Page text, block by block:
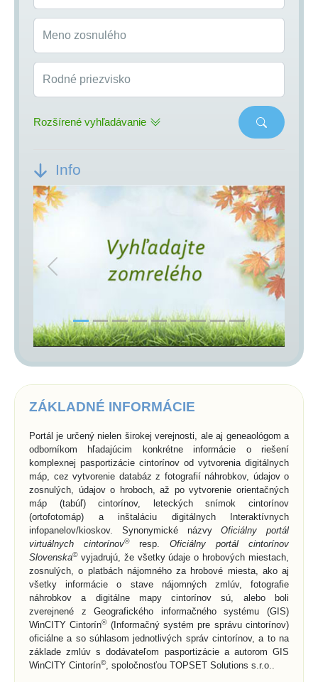
Meno zosnulého
Rodné priezvisko
Rozšírené vyhľadávanie
Info
Previous Next
ZÁKLADNÉ INFORMÁCIE
Portál je určený nielen širokej verejnosti, ale aj geneaológom a
odborníkom hľadajúcim konkrétne informácie o riešení
komplexnej pasportizácie cintorínov od vytvorenia digitálnych
máp, cez vytvorenie databáz z fotografií náhrobkov, údajov o
zosnulých, údajov o hroboch, až po vytvorenie orientačných
máp (tabúľ) cintorínov, leteckých snímok cintorínov
(ortofotomáp) a inštaláciu digitálnych Interaktívnych
infopanelov/kioskov. Synonymické názvyOficiálny portál
virtuálnych cintorínov©resp. Oficiálny portál cintorínov
Slovenska©vyjadrujú, že všetky údaje o hrobových miestach,
zosnulých, o platbách nájomného za hrobové miesta, ako aj
všetky informácie o stave nájomných zmlúv, fotografie
náhrobkov a digitálne mapy cintorínov sú, alebo boli
zverejnené z Geografického informačného systému (GIS)
WinCITY Cintorín©(Informačný systém pre správu cintorínov)
oficiálne a so súhlasom jednotlivých správ cintorínov, a to na
základe zmlúv s dodávateľom pasportizácie a autorom GIS
WinCITY Cintorín©, spoločnosťou TOPSET Solutions s.r.o..